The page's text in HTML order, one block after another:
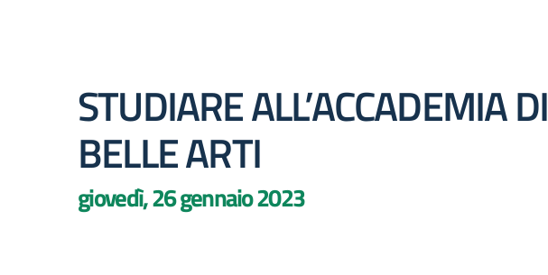
STUDIARE ALL’ACCADEMIA DI
BELLE ARTI
giovedì, 26 gennaio 2023